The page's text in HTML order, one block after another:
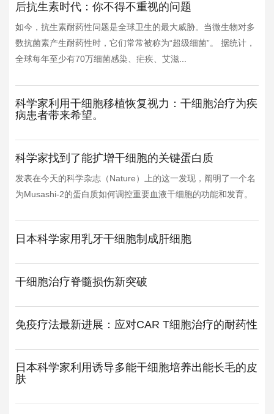
后抗生素时代：你不得不重视的问题
如今，抗生素耐药性问题是全球卫生的最大威胁。当微生物对多
数抗菌素产生耐药性时，它们常常被称为“超级细菌”。 据统计，
全球每年至少有70万细菌感染、疟疾、艾滋...
科学家利用干细胞移植恢复视力：干细胞治疗为疾
病患者带来希望。
科学家找到了能扩增干细胞的关键蛋白质
发表在今天的科学杂志（Nature）上的这一发现，阐明了一个名
为Musashi-2的蛋白质如何调控重要血液干细胞的功能和发育。
日本科学家用乳牙干细胞制成肝细胞
干细胞治疗脊髓损伤新突破
免疫疗法最新进展：应对CAR T细胞治疗的耐药性
日本科学家利用诱导多能干细胞培养出能长毛的皮
肤